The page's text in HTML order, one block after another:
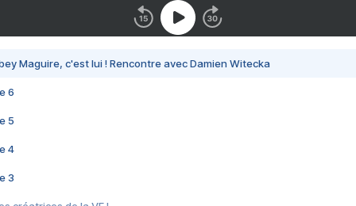
Maguire, c'est lui ! Rencontre avec Damien Witecka
6
5
4
3